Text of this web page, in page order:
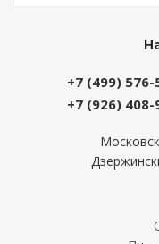
+7 (499) 576-
+7 (926) 408-